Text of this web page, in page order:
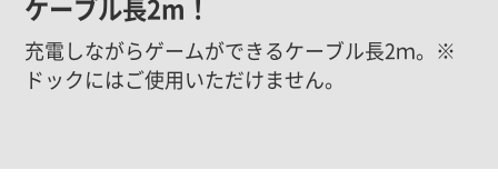
ケーブル長2m！
充電しながらゲームができるケーブル長2ｍ。※
ドックにはご使用いただけません。